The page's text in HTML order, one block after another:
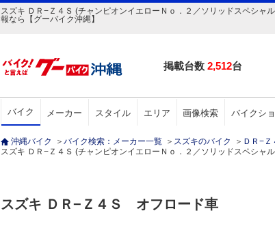
スズキ ＤＲ−Ｚ４Ｓ (チャンピオンイエローＮｏ．２／ソリッドスペシ
報なら【グーバイク沖縄】
掲載台数 2,512台
バイク メーカー スタイル エリア 画像検索 バイクシ
沖縄バイク ＞ バイク検索：メーカー一覧 ＞ スズキのバイク ＞ ＤＲ−Ｚ
スズキ ＤＲ−Ｚ４Ｓ (チャンピオンイエローＮｏ．２／ソリッドスペシャ
スズキ ＤＲ−Ｚ４Ｓ オフロード車